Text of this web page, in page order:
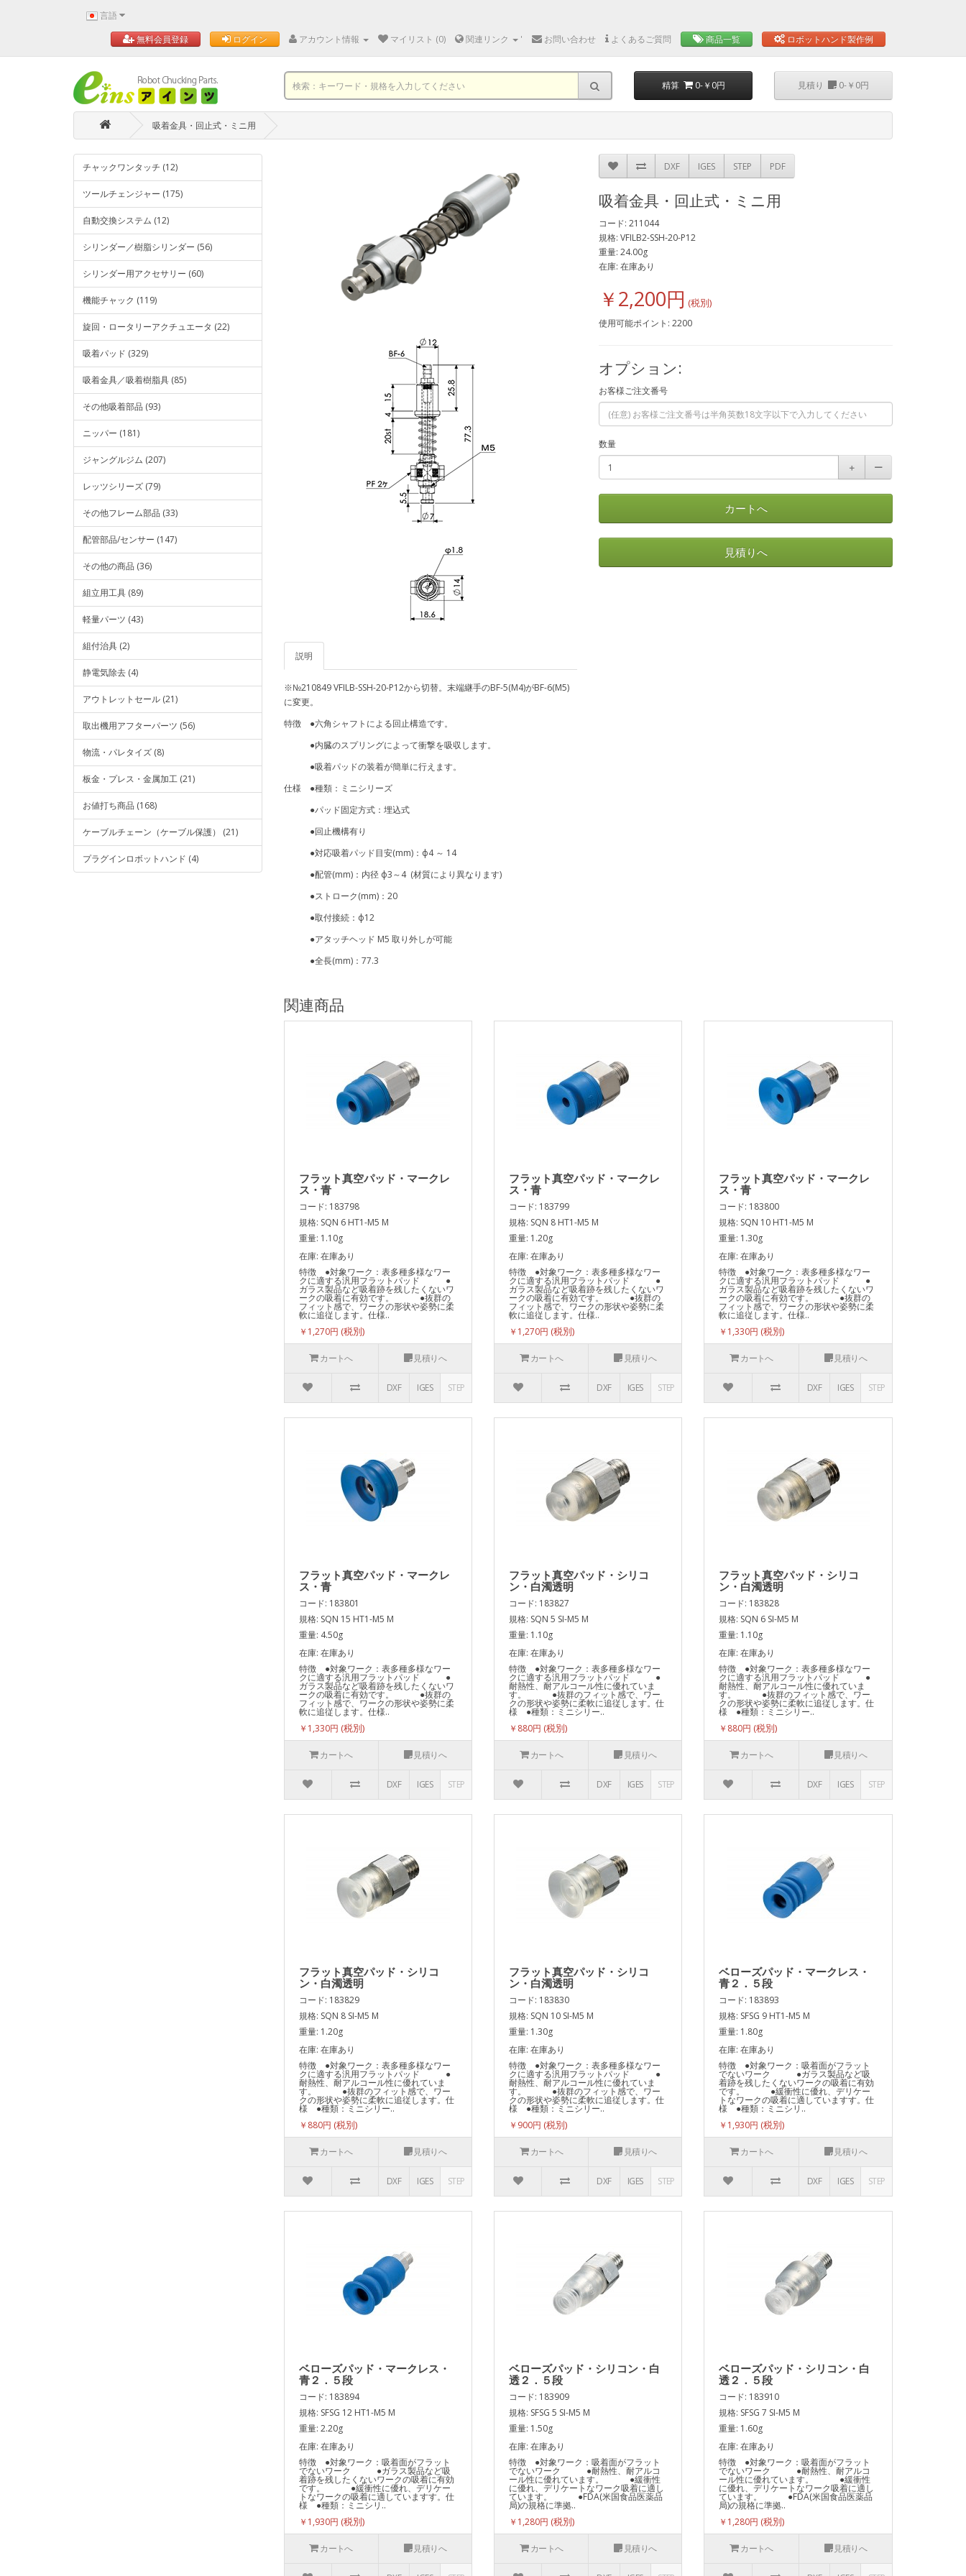
言語
無料会員登録
ログイン アカウント情報 マイリスト (0) 関連リンク ' お問い合わせ よくあるご質問 商品一覧 ロボットハンド製作例
精算 0-￥0円 見積り 0-￥0円
吸着金具・回止式・ミニ用
チャックワンタッチ (12)
ツールチェンジャー (175)
自動交換システム (12)
シリンダー／樹脂シリンダー (56)
シリンダー用アクセサリー (60)
機能チャック (119)
旋回・ロータリーアクチュエータ (22)
吸着パッド (329)
吸着金具／吸着樹脂具 (85)
その他吸着部品 (93)
ニッパー (181)
ジャングルジム (207)
レッツシリーズ (79)
その他フレーム部品 (33)
配管部品/センサー (147)
その他の商品 (36)
組立用工具 (89)
軽量パーツ (43)
組付治具 (2)
静電気除去 (4)
アウトレットセール (21)
取出機用アフターパーツ (56)
物流・パレタイズ (8)
板金・プレス・金属加工 (21)
お値打ち商品 (168)
ケーブルチェーン（ケーブル保護） (21)
プラグインロボットハンド (4)
説明
※№210849 VFILB-SSH-20-P12から切替。末端継手のBF-5(M4)がBF-6(M5)
に変更。
特徴 ●六角シャフトによる回止構造です。
●内臓のスプリングによって衝撃を吸収します。
●吸着パッドの装着が簡単に行えます。
仕様 ●種類：ミニシリーズ
●パッド固定方式：埋込式
●回止機構有り
●対応吸着パッド目安(mm)：ф4 ～ 14
●配管(mm)：内径 ф3～4 (材質により異なります)
●ストローク(mm)：20
●取付接続：ф12
●アタッチヘッド M5 取り外しが可能
●全長(mm)：77.3
DXF IGES STEP PDF
吸着金具・回止式・ミニ用
コード: 211044
規格: VFILB2-SSH-20-P12
重量: 24.00g
在庫: 在庫あり
￥2,200円
使用可能ポイント: 2200
オプション:
お客様ご注文番号
数量
＋
ー
カートへ
見積りへ
関連商品
フラット真空パッド・マークレ
ス・青
コード: 183798
規格: SQN 6 HT1-M5 M
重量: 1.10g
在庫: 在庫あり
特徴 ●対象ワーク：表多種多様なワー
クに適する汎用フラットパッド ●
ガラス製品など吸着跡を残したくないワ
ークの吸着に有効です。 ●抜群の
フィット感で、ワークの形状や姿勢に柔
軟に追従します。仕様..
￥1,270円
カートへ 見積りへ
DXF IGES STEP
フラット真空パッド・マークレ
ス・青
コード: 183799
規格: SQN 8 HT1-M5 M
重量: 1.20g
在庫: 在庫あり
特徴 ●対象ワーク：表多種多様なワー
クに適する汎用フラットパッド ●
ガラス製品など吸着跡を残したくないワ
ークの吸着に有効です。 ●抜群の
フィット感で、ワークの形状や姿勢に柔
軟に追従します。仕様..
￥1,270円
カートへ 見積りへ
DXF IGES STEP
フラット真空パッド・マークレ
ス・青
コード: 183800
規格: SQN 10 HT1-M5 M
重量: 1.30g
在庫: 在庫あり
特徴 ●対象ワーク：表多種多様なワー
クに適する汎用フラットパッド ●
ガラス製品など吸着跡を残したくないワ
ークの吸着に有効です。 ●抜群の
フィット感で、ワークの形状や姿勢に柔
軟に追従します。仕様..
￥1,330円
カートへ 見積りへ
DXF IGES STEP
フラット真空パッド・マークレ
ス・青
コード: 183801
規格: SQN 15 HT1-M5 M
重量: 4.50g
在庫: 在庫あり
特徴 ●対象ワーク：表多種多様なワー
クに適する汎用フラットパッド ●
ガラス製品など吸着跡を残したくないワ
ークの吸着に有効です。 ●抜群の
フィット感で、ワークの形状や姿勢に柔
軟に追従します。仕様..
￥1,330円
カートへ 見積りへ
DXF IGES STEP
フラット真空パッド・シリコ
ン・白濁透明
コード: 183827
規格: SQN 5 SI-M5 M
重量: 1.10g
在庫: 在庫あり
特徴 ●対象ワーク：表多種多様なワー
クに適する汎用フラットパッド ●
耐熱性、耐アルコール性に優れていま
す。 ●抜群のフィット感で、ワー
クの形状や姿勢に柔軟に追従します。仕
様 ●種類：ミニシリー..
￥880円
カートへ 見積りへ
DXF IGES STEP
フラット真空パッド・シリコ
ン・白濁透明
コード: 183828
規格: SQN 6 SI-M5 M
重量: 1.10g
在庫: 在庫あり
特徴 ●対象ワーク：表多種多様なワー
クに適する汎用フラットパッド ●
耐熱性、耐アルコール性に優れていま
す。 ●抜群のフィット感で、ワー
クの形状や姿勢に柔軟に追従します。仕
様 ●種類：ミニシリー..
￥880円
カートへ 見積りへ
DXF IGES STEP
フラット真空パッド・シリコ
ン・白濁透明
コード: 183829
規格: SQN 8 SI-M5 M
重量: 1.20g
在庫: 在庫あり
特徴 ●対象ワーク：表多種多様なワー
クに適する汎用フラットパッド ●
耐熱性、耐アルコール性に優れていま
す。 ●抜群のフィット感で、ワー
クの形状や姿勢に柔軟に追従します。仕
様 ●種類：ミニシリー..
￥880円
カートへ 見積りへ
DXF IGES STEP
フラット真空パッド・シリコ
ン・白濁透明
コード: 183830
規格: SQN 10 SI-M5 M
重量: 1.30g
在庫: 在庫あり
特徴 ●対象ワーク：表多種多様なワー
クに適する汎用フラットパッド ●
耐熱性、耐アルコール性に優れていま
す。 ●抜群のフィット感で、ワー
クの形状や姿勢に柔軟に追従します。仕
様 ●種類：ミニシリー..
￥900円
カートへ 見積りへ
DXF IGES STEP
ベローズパッド・マークレス・
青２．５段
コード: 183893
規格: SFSG 9 HT1-M5 M
重量: 1.80g
在庫: 在庫あり
特徴 ●対象ワーク：吸着面がフラット
でないワーク ●ガラス製品など吸
着跡を残したくないワークの吸着に有効
です。 ●緩衝性に優れ、デリケー
トなワークの吸着に適していますす。仕
様 ●種類：ミニシリ..
￥1,930円
カートへ 見積りへ
DXF IGES STEP
ベローズパッド・マークレス・
青２．５段
コード: 183894
規格: SFSG 12 HT1-M5 M
重量: 2.20g
在庫: 在庫あり
特徴 ●対象ワーク：吸着面がフラット
でないワーク ●ガラス製品など吸
着跡を残したくないワークの吸着に有効
です。 ●緩衝性に優れ、デリケー
トなワークの吸着に適していますす。仕
様 ●種類：ミニシリ..
￥1,930円
カートへ 見積りへ
ベローズパッド・シリコン・白
透２．５段
コード: 183909
規格: SFSG 5 SI-M5 M
重量: 1.50g
在庫: 在庫あり
特徴 ●対象ワーク：吸着面がフラット
でないワーク ●耐熱性、耐アルコ
ール性に優れています。 ●緩衝性
に優れ、デリケートなワーク吸着に適し
ています。 ●FDA(米国食品医薬品
局)の規格に準拠..
￥1,280円
カートへ 見積りへ
ベローズパッド・シリコン・白
透２．５段
コード: 183910
規格: SFSG 7 SI-M5 M
重量: 1.60g
在庫: 在庫あり
特徴 ●対象ワーク：吸着面がフラット
でないワーク ●耐熱性、耐アルコ
ール性に優れています。 ●緩衝性
に優れ、デリケートなワーク吸着に適し
ています。 ●FDA(米国食品医薬品
局)の規格に準拠..
￥1,280円
カートへ 見積りへ